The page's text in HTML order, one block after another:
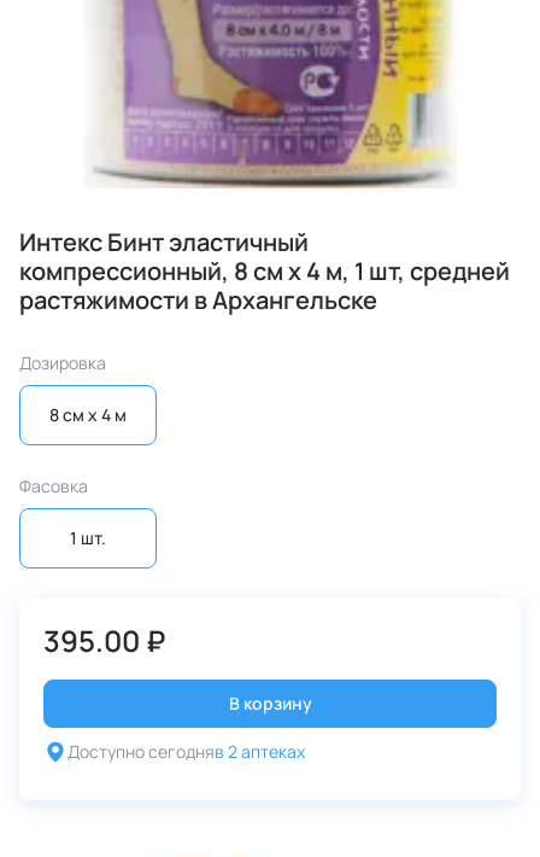
Интекс Бинт эластичный
компрессионный, 8 см х 4 м, 1 шт, средней
растяжимости в Архангельске
Дозировка
8 см x 4 м
Фасовка
1 шт.
395.00 ₽
В корзину
Доступно сегодняв 2 аптеках